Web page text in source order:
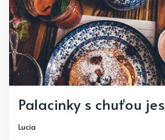
Palacinky s chuťou
Lucia